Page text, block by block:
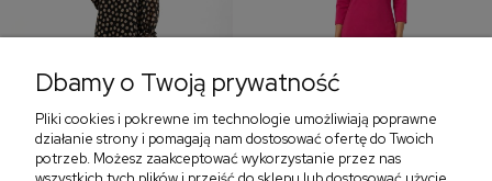
‹
Dbamy o Twoją prywatność
Pliki cookies i pokrewne im technologie umożliwiają poprawne
działanie strony i pomagają nam dostosować ofertę do Twoich
potrzeb. Możesz zaakceptować wykorzystanie przez nas